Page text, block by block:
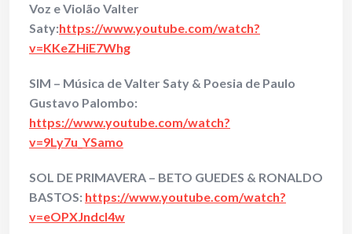
Voz e Violão Valter
Saty:https://www.youtube.com/watch?
v=KKeZHiE7Whg
SIM – Música de Valter Saty & Poesia de Paulo
Gustavo Palombo:
https://www.youtube.com/watch?
v=9Ly7u_YSamo
SOL DE PRIMAVERA – BETO GUEDES & RONALDO
BASTOS: https://www.youtube.com/watch?
v=eOPXJndcl4w